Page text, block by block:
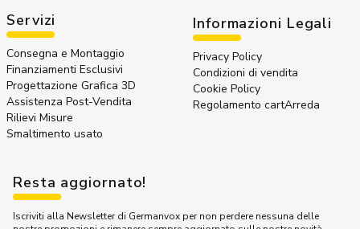
Servizi
Consegna e Montaggio
Finanziamenti Esclusivi
Progettazione Grafica 3D
Assistenza Post-Vendita
Rilievi Misure
Smaltimento usato
Informazioni Legali
Privacy Policy
Condizioni di vendita
Cookie Policy
Regolamento cartArreda
Resta aggiornato!
Iscriviti alla Newsletter di Germanvox per non perdere nessuna delle